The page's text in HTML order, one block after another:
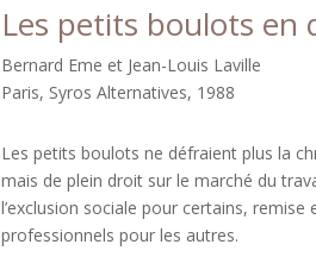
Les petits boulots en
Bernard Eme et Jean-Louis Laville
Paris, Syros Alternatives, 1988
Les petits boulots ne défraient plus la
mais de plein droit sur le marché du
l’exclusion sociale pour certains,
professionnels pour les autres.